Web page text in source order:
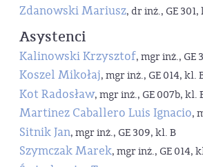
Zdanowski Mariusz, dr inż., GE 301,
Asystenci
Kalinowski Krzysztof, mgr inż., GE
Koszel Mikołaj, mgr inż., GE 014, kl.
Kot Radosław, mgr inż., GE 007b, kl.
Martinez Caballero Luis Ignacio,
Sitnik Jan, mgr inż., GE 309, kl. B
Szymczak Marek, mgr inż., GE 014,